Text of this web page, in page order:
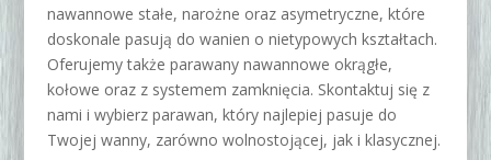
nawannowe stałe, narożne oraz asymetryczne, które
doskonale pasują do wanien o nietypowych kształtach.
Oferujemy także parawany nawannowe okrągłe,
kołowe oraz z systemem zamknięcia. Skontaktuj się z
nami i wybierz parawan, który najlepiej pasuje do
Twojej wanny, zarówno wolnostojącej, jak i klasycznej.